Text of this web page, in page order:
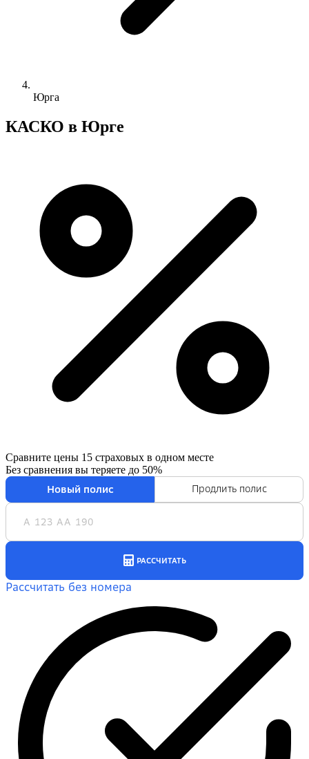
Юрга
КАСКО в Юрге
Сравните цены 15 страховых в одном месте
Без сравнения вы теряете до 50%